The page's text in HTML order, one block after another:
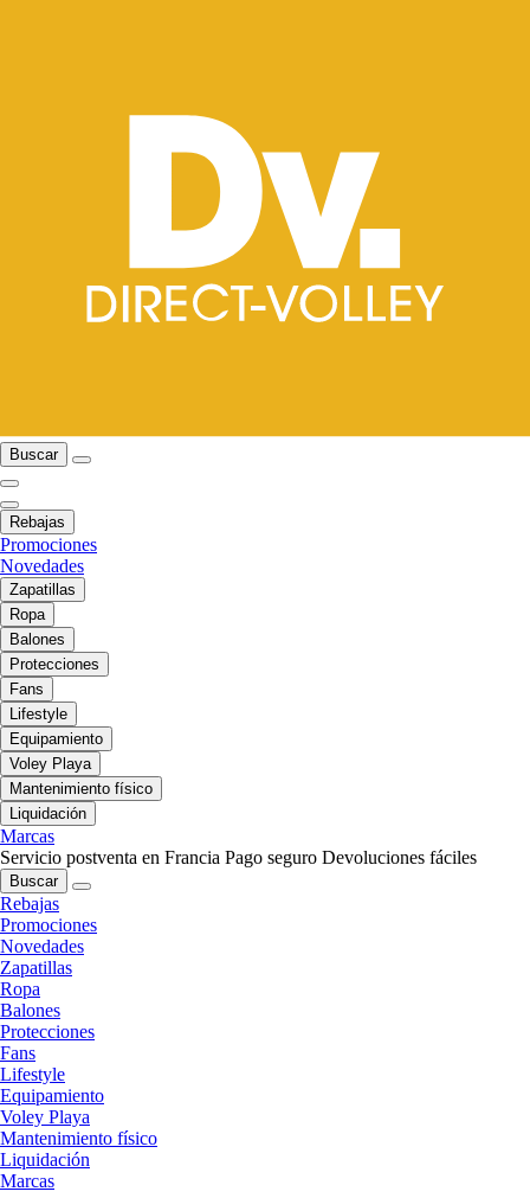
Buscar
Rebajas
Promociones
Novedades
Zapatillas
Ropa
Balones
Protecciones
Fans
Lifestyle
Equipamiento
Voley Playa
Mantenimiento físico
Liquidación
Marcas
Servicio postventa en Francia Pago seguro Devoluciones fáciles
Buscar
Rebajas
Promociones
Novedades
Zapatillas
Ropa
Balones
Protecciones
Fans
Lifestyle
Equipamiento
Voley Playa
Mantenimiento físico
Liquidación
Marcas